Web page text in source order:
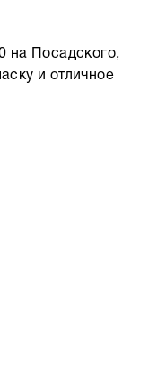
на Посадского,
и отличное